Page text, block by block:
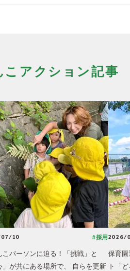
アクション記事
10
こパーソンに迫る！「挑戦」と
」が共にある場所で、 自らを更新
#採用 2026/
保育
ト「